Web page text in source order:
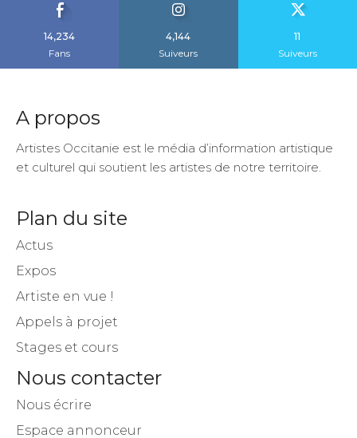
14,234
Fans
4,144
Suiveurs
11
Suiveurs
A propos
Artistes Occitanie est le média d’information artistique
et culturel qui soutient les artistes de notre territoire.
Plan du site
Actus
Expos
Artiste en vue !
Appels à projet
Stages et cours
Nous contacter
Nous écrire
Espace annonceur